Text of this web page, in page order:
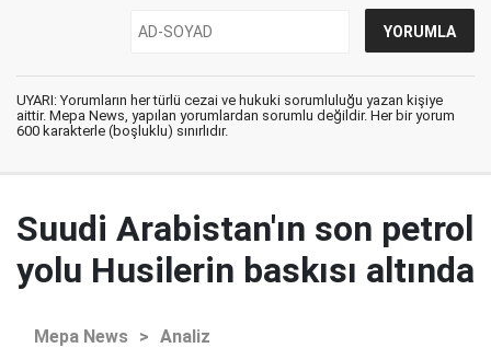
UYARI: Yorumların her türlü cezai ve hukuki sorumluluğu yazan kişiye
aittir. Mepa News, yapılan yorumlardan sorumlu değildir. Her bir yorum
600 karakterle (boşluklu) sınırlıdır.
Suudi Arabistan'ın son petrol
yolu Husilerin baskısı altında
Mepa News > Analiz